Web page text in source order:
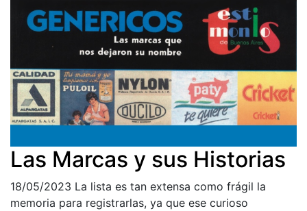
Las Marcas y sus Historias
18/05/2023 La lista es tan extensa como frágil la
memoria para registrarlas, ya que ese curioso